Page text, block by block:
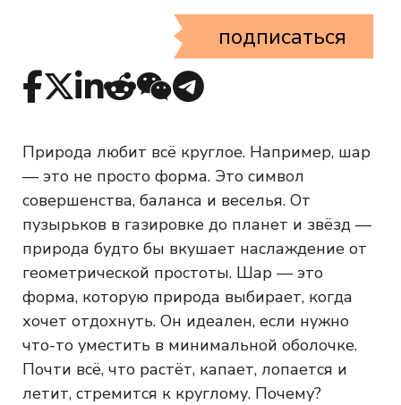
подписаться
Природа любит всё круглое. Например, шар
— это не просто форма. Это символ
совершенства, баланса и веселья. От
пузырьков в газировке до планет и звёзд —
природа будто бы вкушает наслаждение от
геометрической простоты. Шар — это
форма, которую природа выбирает, когда
хочет отдохнуть. Он идеален, если нужно
что-то уместить в минимальной оболочке.
Почти всё, что растёт, капает, лопается и
летит, стремится к круглому. Почему?